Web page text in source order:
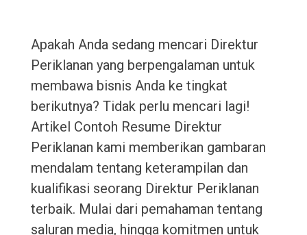
Apakah Anda sedang mencari Direktur
Periklanan yang berpengalaman untuk
membawa bisnis Anda ke tingkat
berikutnya? Tidak perlu mencari lagi!
Artikel Contoh Resume Direktur
Periklanan kami memberikan gambaran
mendalam tentang keterampilan dan
kualifikasi seorang Direktur Periklanan
terbaik. Mulai dari pemahaman tentang
saluran media, hingga komitmen untuk